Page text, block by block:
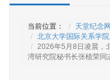
当前位置：
天堂纪念
北京大学国际关系学
2026年5月8日凌晨，
湾研究院秘书长张植荣同